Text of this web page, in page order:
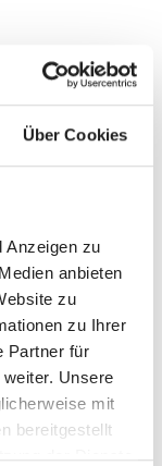
Über Cookies
Anzeigen zu
anbieten
zu
zu Ihrer
Partner für
Unsere
mit
bereitgestellt
der Dienste